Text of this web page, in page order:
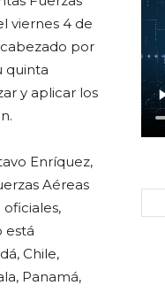
viernes 4 de
por
quinta
y aplicar los
Enríquez,
Aéreas
está
Chile,
Panamá,